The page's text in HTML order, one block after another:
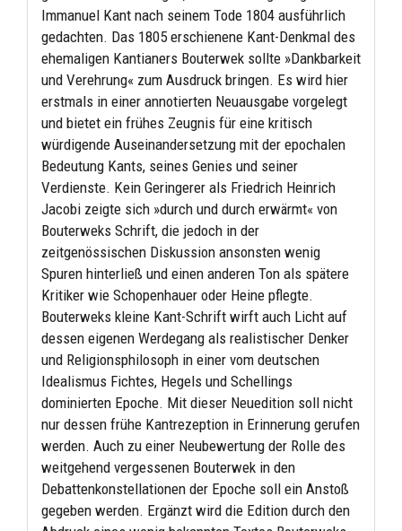
Immanuel Kant nach seinem Tode 1804 ausführlich
gedachten. Das 1805 erschienene Kant-Denkmal des
ehemaligen Kantianers Bouterwek sollte »Dankbarkeit
und Verehrung« zum Ausdruck bringen. Es wird hier
erstmals in einer annotierten Neuausgabe vorgelegt
und bietet ein frühes Zeugnis für eine kritisch
würdigende Auseinandersetzung mit der epochalen
Bedeutung Kants, seines Genies und seiner
Verdienste. Kein Geringerer als Friedrich Heinrich
Jacobi zeigte sich »durch und durch erwärmt« von
Bouterweks Schrift, die jedoch in der
zeitgenössischen Diskussion ansonsten wenig
Spuren hinterließ und einen anderen Ton als spätere
Kritiker wie Schopenhauer oder Heine pflegte.
Bouterweks kleine Kant-Schrift wirft auch Licht auf
dessen eigenen Werdegang als realistischer Denker
und Religionsphilosoph in einer vom deutschen
Idealismus Fichtes, Hegels und Schellings
dominierten Epoche. Mit dieser Neuedition soll nicht
nur dessen frühe Kantrezeption in Erinnerung gerufen
werden. Auch zu einer Neubewertung der Rolle des
weitgehend vergessenen Bouterwek in den
Debattenkonstellationen der Epoche soll ein Anstoß
gegeben werden. Ergänzt wird die Edition durch den